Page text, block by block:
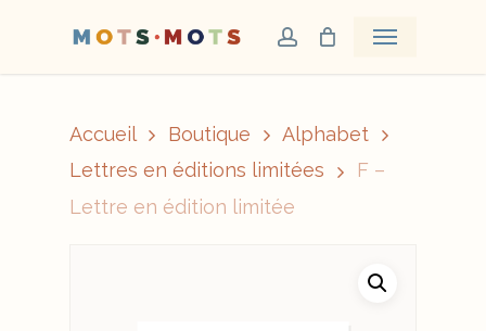
account
Accueil Boutique
Alphabet
Lettres en éditions limitées
F –
Lettre en édition limitée